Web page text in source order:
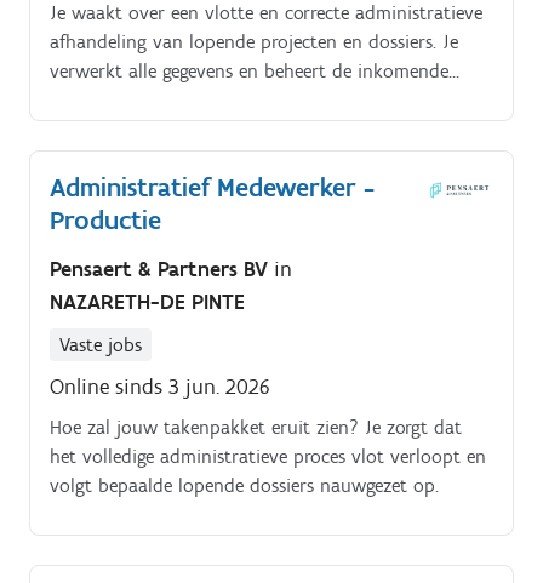
Je waakt over een vlotte en correcte administratieve
afhandeling van lopende projecten en dossiers. Je
verwerkt alle gegevens en beheert de inkomende
Administratief Medewerker -
Productie
Pensaert & Partners BV in
NAZARETH-DE PINTE
Vaste jobs
Online sinds 3 jun. 2026
Hoe zal jouw takenpakket eruit zien? Je zorgt dat
het volledige administratieve proces vlot verloopt en
volgt bepaalde lopende dossiers nauwgezet op.